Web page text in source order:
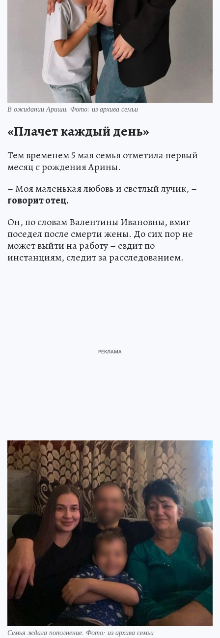
В ожидании Ариши. Фото: из архива семьи
«Плачет каждый день»
Тем временем 5 мая семья отметила первый
месяц с рождения Арины.
– Моя маленькая любовь и светлый лучик, –
говорит отец.
Он, по словам Валентины Ивановны, вмиг
поседел после смерти жены. До сих пор не
может выйти на работу – ездит по
инстанциям, следит за расследованием.
Семья ждала пополнение. Фото: из архива семьи